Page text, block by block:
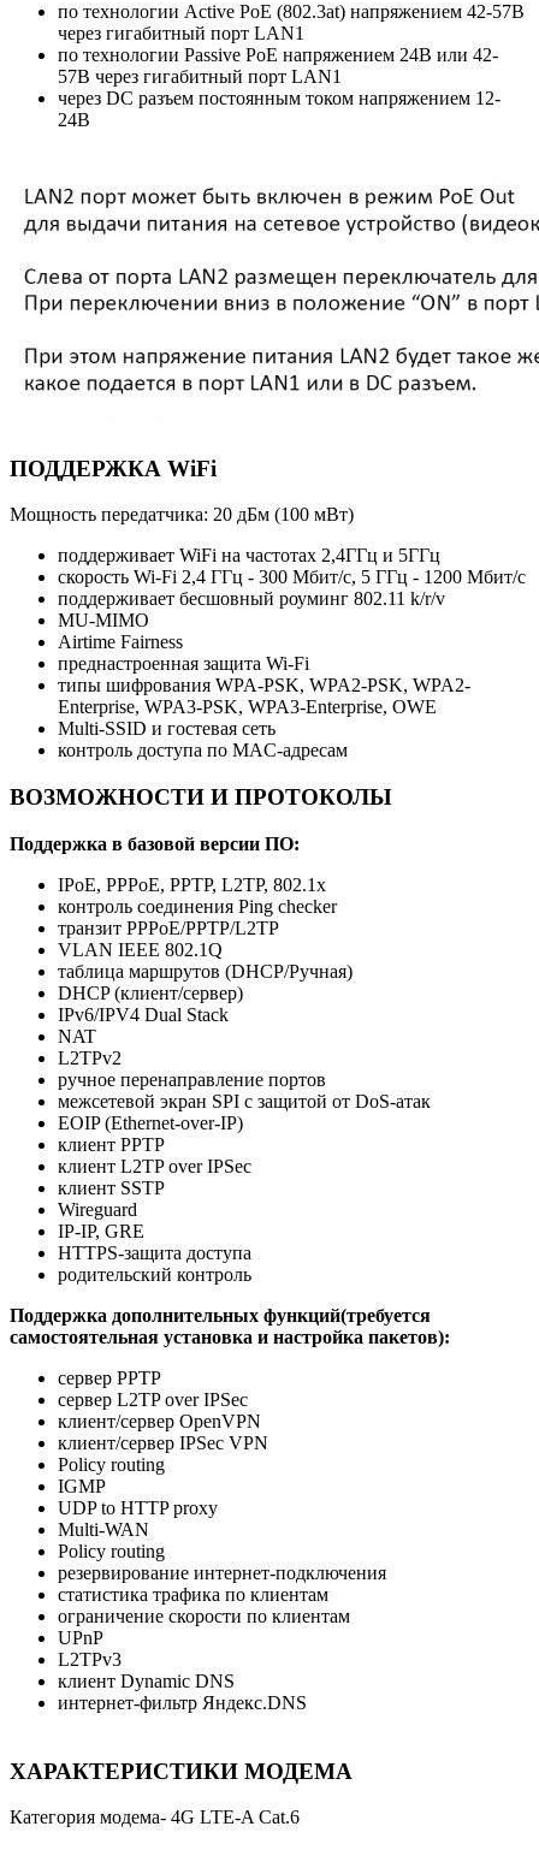
по технологии Active PoE (802.3at) напряжением 42-57В
через гигабитный порт LAN1
по технологии Passive PoE напряжением 24В или 42-
57В через гигабитный порт LAN1
через DC разъем постоянным током напряжением 12-
24В
ПОДДЕРЖКА WiFi
Мощность передатчика: 20 дБм (100 мВт)
поддерживает WiFi на частотах 2,4ГГц и 5ГГц
скорость Wi-Fi 2,4 ГГц - 300 Мбит/с, 5 ГГц - 1200 Мбит/с
поддерживает бесшовный роуминг 802.11 k/r/v
MU-MIMO
Airtime Fairness
преднастроенная защита Wi-Fi
типы шифрования WPA-PSK, WPA2-PSK, WPA2-
Enterprise, WPA3-PSK, WPA3-Enterprise, OWE
Multi-SSID и гостевая сеть
контроль доступа по MAC-адресам
ВОЗМОЖНОСТИ И ПРОТОКОЛЫ
Поддержка в базовой версии ПО:
IPoE, PPPoE, PPTP, L2TP, 802.1x
контроль соединения Ping checker
транзит PPPoE/PPTP/L2TP
VLAN IEEE 802.1Q
таблица маршрутов (DHCP/Ручная)
DHCP (клиент/сервер)
IPv6/IPV4 Dual Stack
NAT
L2TPv2
ручное перенаправление портов
межсетевой экран SPI с защитой от DoS-атак
EOIP (Ethernet-over-IP)
клиент PPTP
клиент L2TP over IPSec
клиент SSTP
Wireguard
IP-IP, GRE
HTTPS-защита доступа
родительский контроль
Поддержка дополнительных функций(требуется
самостоятельная установка и настройка пакетов):
сервер PPTP
сервер L2TP over IPSec
клиент/сервер OpenVPN
клиент/сервер IPSec VPN
Policy routing
IGMP
UDP to HTTP proxy
Multi-WAN
Policy routing
резервирование интернет-подключения
статистика трафика по клиентам
ограничение скорости по клиентам
UPnP
L2TPv3
клиент Dynamic DNS
интернет-фильтр Яндекс.DNS
ХАРАКТЕРИСТИКИ МОДЕМА
Категория модема- 4G LTE-A Cat.6